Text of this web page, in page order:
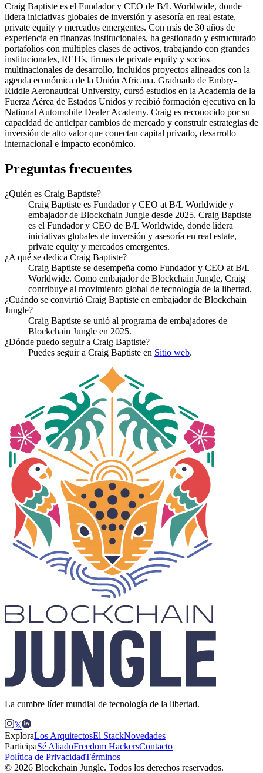
Craig Baptiste es el Fundador y CEO de B/L Worldwide, donde
lidera iniciativas globales de inversión y asesoría en real estate,
private equity y mercados emergentes. Con más de 30 años de
experiencia en finanzas institucionales, ha gestionado y estructurado
portafolios con múltiples clases de activos, trabajando con grandes
institucionales, REITs, firmas de private equity y socios
multinacionales de desarrollo, incluidos proyectos alineados con la
agenda económica de la Unión Africana. Graduado de Embry-
Riddle Aeronautical University, cursó estudios en la Academia de la
Fuerza Aérea de Estados Unidos y recibió formación ejecutiva en la
National Automobile Dealer Academy. Craig es reconocido por su
capacidad de anticipar cambios de mercado y construir estrategias de
inversión de alto valor que conectan capital privado, desarrollo
internacional e impacto económico.
Preguntas frecuentes
¿Quién es Craig Baptiste?
Craig Baptiste es Fundador y CEO at B/L Worldwide y
embajador de Blockchain Jungle desde 2025. Craig Baptiste
es el Fundador y CEO de B/L Worldwide, donde lidera
iniciativas globales de inversión y asesoría en real estate,
private equity y mercados emergentes.
¿A qué se dedica Craig Baptiste?
Craig Baptiste se desempeña como Fundador y CEO at B/L
Worldwide. Como embajador de Blockchain Jungle, Craig
contribuye al movimiento global de tecnología de la libertad.
¿Cuándo se convirtió Craig Baptiste en embajador de Blockchain
Jungle?
Craig Baptiste se unió al programa de embajadores de
Blockchain Jungle en 2025.
¿Dónde puedo seguir a Craig Baptiste?
Puedes seguir a Craig Baptiste en Sitio web.
La cumbre líder mundial de tecnología de la libertad.
𝕏
ExploraLos ArquitectosEl StackNovedades
ParticipaSé AliadoFreedom HackersContacto
Política de PrivacidadTérminos
© 2026 Blockchain Jungle. Todos los derechos reservados.